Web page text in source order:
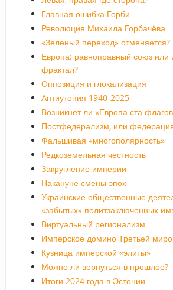
Главная ошибка Горби
Революция Михаила Горбачёва
«Зеленый переход» отменяется?
Европа: равноправный союз или
фрактал?
Оппозиция и глокализация
Антиутопия 1940-2025
Возникнет ли «Европа ста
Постфедерализм, или
Фальшивая «многополярность»
Редкоземельная честность
Закругление империи
Накануне смены эпох
Украинские общественные
«забытых» политзаключенных
Виртуальный регионализм
Имперское домино Третьей
Кузница имперской «элиты»
Можно ли вернуться в прошлое?
Итоги 2024 года в Эстонии